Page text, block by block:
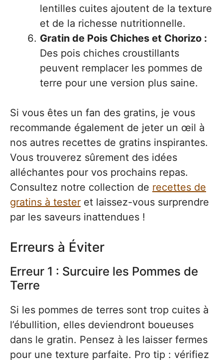
lentilles cuites ajoutent de la texture
et de la richesse nutritionnelle.
Gratin de Pois Chiches et Chorizo :
Des pois chiches croustillants
peuvent remplacer les pommes de
terre pour une version plus saine.
Si vous êtes un fan des gratins, je vous
recommande également de jeter un œil à
nos autres recettes de gratins inspirantes.
Vous trouverez sûrement des idées
alléchantes pour vos prochains repas.
Consultez notre collection de recettes de
gratins à tester et laissez-vous surprendre
par les saveurs inattendues !
Erreurs à Éviter
Erreur 1 : Surcuire les Pommes de
Terre
Si les pommes de terres sont trop cuites à
l’ébullition, elles deviendront boueuses
dans le gratin. Pensez à les laisser fermes
pour une texture parfaite. Pro tip : vérifiez